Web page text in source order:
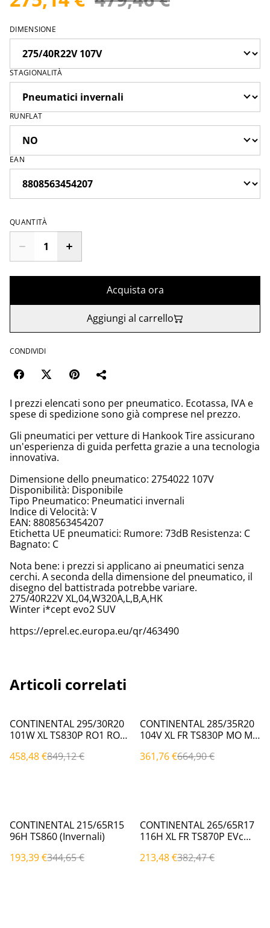
DIMENSIONE
STAGIONALITÀ
RUNFLAT
EAN
QUANTITÀ
Acquista ora
Aggiungi al carrello
CONDIVIDI
I prezzi elencati sono per pneumatico. Ecotassa, IVA e
spese di spedizione sono già comprese nel prezzo.
Gli pneumatici per vetture di Hankook Tire assicurano
un'esperienza di guida perfetta grazie a una tecnologia
innovativa.
Dimensione dello pneumatico: 2754022 107V
Disponibilità: Disponibile
Tipo Pneumatico: Pneumatici invernali
Indice di Velocità: V
EAN: 8808563454207
Etichetta UE pneumatici: Rumore: 73dB Resistenza: C
Bagnato: C
Nota bene: i prezzi si applicano ai pneumatici senza
cerchi. A seconda della dimensione del pneumatico, il
disegno del battistrada potrebbe variare.
275/40R22V XL,04,W320A,L,B,A,HK
Winter i*cept evo2 SUV
https://eprel.ec.europa.eu/qr/463490
Articoli correlati
%
CONTINENTAL 295/30R20
101W XL TS830P RO1 RO1
458,48 €849,12 €
%
CONTINENTAL 285/35R20
104V XL FR TS830P MO MO
361,76 €664,90 €
%
CONTINENTAL 215/65R15
96H TS860 (Invernali)
193,39 €344,65 €
%
CONTINENTAL 265/65R17
116H XL FR TS870P EVc
213,48 €382,47 €